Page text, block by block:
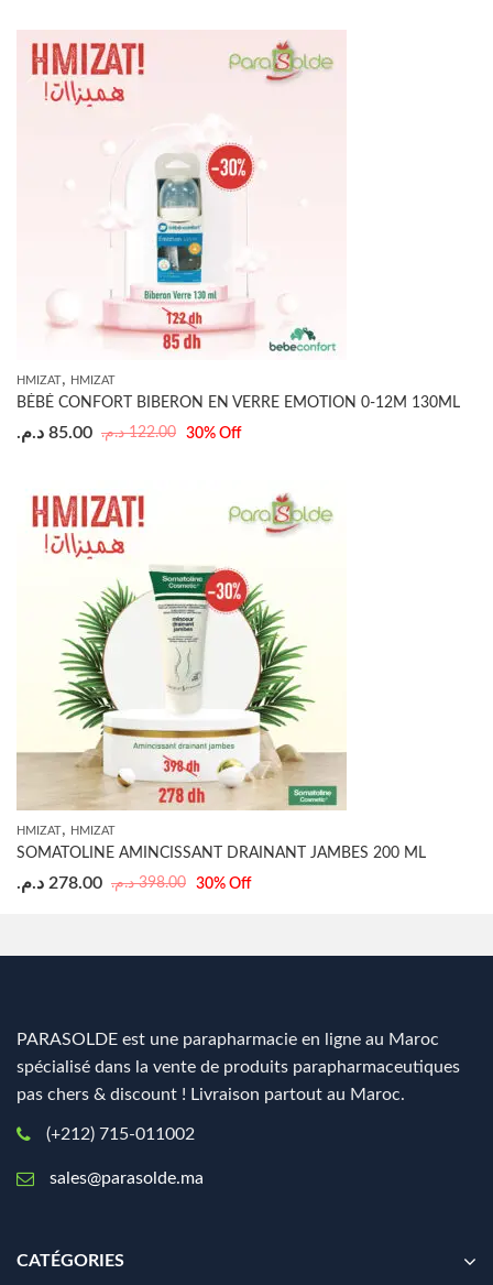
HMIZAT, HMIZAT
BÉBÉ CONFORT BIBERON EN VERRE EMOTION 0-12M 130ML
122.00 د.م. 85.00 د.م. 30% Off
HMIZAT, HMIZAT
SOMATOLINE AMINCISSANT DRAINANT JAMBES 200 ML
398.00 د.م. 278.00 د.م. 30% Off
PARASOLDE est une parapharmacie en ligne au Maroc
spécialisé dans la vente de produits parapharmaceutiques
pas chers & discount ! Livraison partout au Maroc.
(+212) 715-011002
sales@parasolde.ma
CATÉGORIES